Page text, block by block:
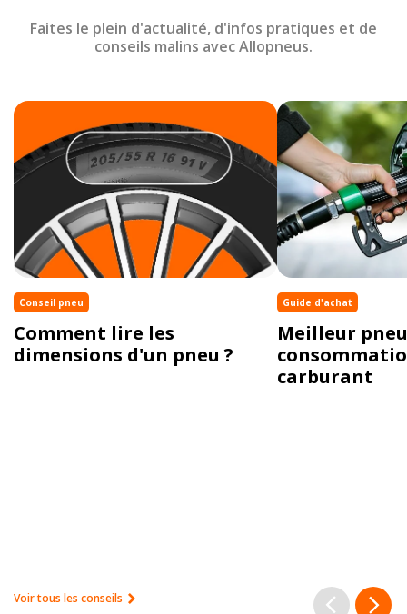
Faites le plein d'actualité, d'infos pratiques et de
conseils malins avec Allopneus.
Conseil pneu
Comment lire les
dimensions d'un pneu ?
Guide d'achat
Meilleur
carburant
Voir tous les conseils